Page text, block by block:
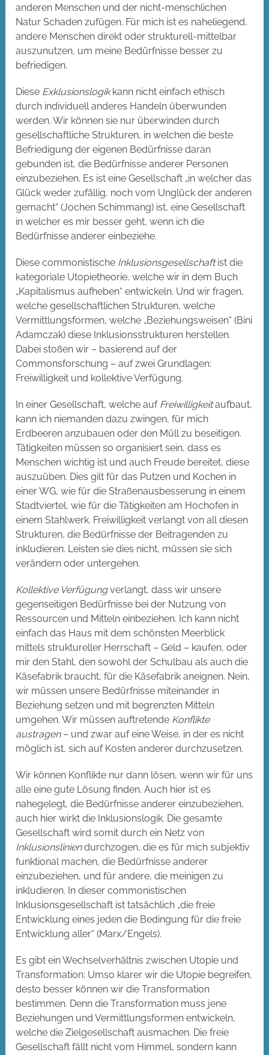
anderen Menschen und der nicht-menschlichen
Natur Schaden zufügen. Für mich ist es naheliegend,
andere Menschen direkt oder strukturell-mittelbar
auszunutzen, um meine Bedürfnisse besser zu
befriedigen.
Diese Exklusionslogikkann nicht einfach ethisch
durch individuell anderes Handeln überwunden
werden. Wir können sie nur überwinden durch
gesellschaftliche Strukturen, in welchen die beste
Befriedigung der eigenen Bedürfnisse daran
gebunden ist, die Bedürfnisse anderer Personen
einzubeziehen. Es ist eine Gesellschaft „in welcher das
Glück weder zufällig, noch vom Unglück der anderen
gemacht“ (Jochen Schimmang) ist, eine Gesellschaft
in welcher es mir besser geht, wenn ich die
Bedürfnisse anderer einbeziehe.
Diese commonistische Inklusionsgesellschaftist die
kategoriale Utopietheorie, welche wir in dem Buch
„Kapitalismus aufheben“ entwickeln. Und wir fragen,
welche gesellschaftlichen Strukturen, welche
Vermittlungsformen, welche „Beziehungsweisen“ (Bini
Adamczak) diese Inklusionsstrukturen herstellen.
Dabei stoßen wir – basierend auf der
Commonsforschung – auf zwei Grundlagen:
Freiwilligkeit und kollektive Verfügung.
In einer Gesellschaft, welche auf Freiwilligkeitaufbaut,
kann ich niemanden dazu zwingen, für mich
Erdbeeren anzubauen oder den Müll zu beseitigen.
Tätigkeiten müssen so organisiert sein, dass es
Menschen wichtig ist und auch Freude bereitet, diese
auszuüben. Dies gilt für das Putzen und Kochen in
einer WG, wie für die Straßenausbesserung in einem
Stadtviertel, wie für die Tätigkeiten am Hochofen in
einem Stahlwerk. Freiwilligkeit verlangt von all diesen
Strukturen, die Bedürfnisse der Beitragenden zu
inkludieren. Leisten sie dies nicht, müssen sie sich
verändern oder untergehen.
Kollektive Verfügungverlangt, dass wir unsere
gegenseitigen Bedürfnisse bei der Nutzung von
Ressourcen und Mitteln einbeziehen. Ich kann nicht
einfach das Haus mit dem schönsten Meerblick
mittels struktureller Herrschaft – Geld – kaufen, oder
mir den Stahl, den sowohl der Schulbau als auch die
Käsefabrik braucht, für die Käsefabrik aneignen. Nein,
wir müssen unsere Bedürfnisse miteinander in
Beziehung setzen und mit begrenzten Mitteln
umgehen. Wir müssen auftretende Konflikte
austragen– und zwar auf eine Weise, in der es nicht
möglich ist, sich auf Kosten anderer durchzusetzen.
Wir können Konflikte nur dann lösen, wenn wir für uns
alle eine gute Lösung finden. Auch hier ist es
nahegelegt, die Bedürfnisse anderer einzubeziehen,
auch hier wirkt die Inklusionslogik. Die gesamte
Gesellschaft wird somit durch ein Netz von
Inklusionsliniendurchzogen, die es für mich subjektiv
funktional machen, die Bedürfnisse anderer
einzubeziehen, und für andere, die meinigen zu
inkludieren. In dieser commonistischen
Inklusionsgesellschaft ist tatsächlich „die freie
Entwicklung eines jeden die Bedingung für die freie
Entwicklung aller“ (Marx/Engels).
Es gibt ein Wechselverhältnis zwischen Utopie und
Transformation: Umso klarer wir die Utopie begreifen,
desto besser können wir die Transformation
bestimmen. Denn die Transformation muss jene
Beziehungen und Vermittlungsformen entwickeln,
welche die Zielgesellschaft ausmachen. Die freie
Gesellschaft fällt nicht vom Himmel, sondern kann